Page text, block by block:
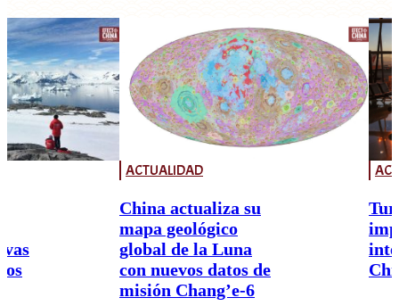
ACTUALIDAD
China actualiza su
mapa geológico
global de la Luna
con nuevos datos de
misión Chang’e-6